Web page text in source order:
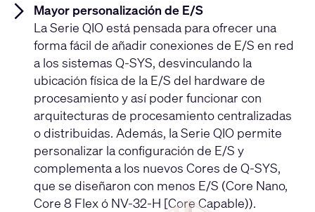
Mayor personalización de E/S
La Serie QIO está pensada para ofrecer una
forma fácil de añadir conexiones de E/S en red
a los sistemas Q-SYS, desvinculando la
ubicación física de la E/S del hardware de
procesamiento y así poder funcionar con
arquitecturas de procesamiento centralizadas
o distribuidas. Además, la Serie QIO permite
personalizar la configuración de E/S y
complementa a los nuevos Cores de Q-SYS,
que se diseñaron con menos E/S (Core Nano,
Core 8 Flex ó NV-32-H [Core Capable)).